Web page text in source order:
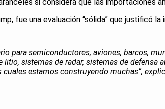
si considera que las importaciones
fue una evaluación “sólida” que justificó
para semiconductores, aviones, barcos,
litio, sistemas de radar, sistemas de defensa
cuales estamos construyendo muchas”,